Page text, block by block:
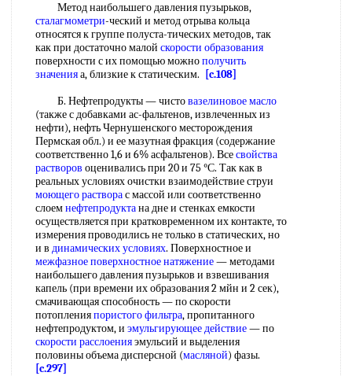
Метод наибольшего давления пузырьков,
сталагмометри-ческий и метод отрыва кольца
относятся к группе полуста-тических методов, так
как при достаточно малой скорости образования
поверхности с их помощью можнополучить
значенияа, близкие к статическим.
[c.108]
Б. Нефтепродукты — чистовазелиновое масло
(также с добавками ас-фальтенов, извлеченных из
нефти), нефть Чернушенского месторождения
Пермская обл.) и ее мазутная фракция (содержание
соответственно 1,6 и 6% асфальтенов). Всесвойства
растворов оценивались при 20 и 75 °С. Так как в
реальных условиях очистки взаимодействие струи
моющего растворас массой или соответственно
слоемнефтепродуктана дне и стенках емкости
осуществляется при кратковременном их контакте, то
измерения проводились не только в статических, но
и в динамических условиях. Поверхностное и
межфазное поверхностное натяжение— методами
наибольшего давления пузырьков и взвешивания
капель (при времени их образования 2 мйн и 2 сек),
смачивающая способность — по скорости
потопленияпористого фильтра, пропитанного
нефтепродуктом, и эмульгирующее действие— по
скорости расслоенияэмульсий и выделения
половины объема дисперсной (масляной) фазы.
[c.297]